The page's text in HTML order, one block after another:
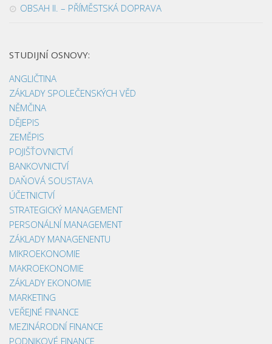
OBSAH II. – PŘÍMĚSTSKÁ DOPRAVA
STUDIJNÍ OSNOVY:
ANGLIČTINA
ZÁKLADY SPOLEČENSKÝCH VĚD
NĚMČINA
DĚJEPIS
ZEMĚPIS
POJIŠŤOVNICTVÍ
BANKOVNICTVÍ
DAŇOVÁ SOUSTAVA
ÚČETNICTVÍ
STRATEGICKÝ MANAGEMENT
PERSONÁLNÍ MANAGEMENT
ZÁKLADY MANAGENENTU
MIKROEKONOMIE
MAKROEKONOMIE
ZÁKLADY EKONOMIE
MARKETING
VEŘEJNÉ FINANCE
MEZINÁRODNÍ FINANCE
PODNIKOVÉ FINANCE